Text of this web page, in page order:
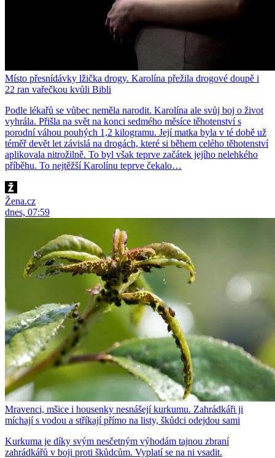
Místo přesnídávky lžička drogy. Karolína přežila drogové doupě i
22 ran vařečkou kvůli Bibli
Podle lékařů se vůbec neměla narodit. Karolína ale svůj boj o život
vyhrála. Přišla na svět na konci sedmého měsíce těhotenství s
porodní váhou pouhých 1,2 kilogramu. Její matka byla v té době už
téměř devět let závislá na drogách, které si během celého těhotenství
aplikovala nitrožilně. To byl však teprve začátek jejího nelehkého
příběhu. To nejtěžší Karolínu teprve čekalo…
Žena.cz
dnes, 07:59
Mravenci, mšice i housenky nesnášejí kurkumu. Zahrádkáři ji
míchají s vodou a stříkají přímo na listy, škůdci odejdou sami
Kurkuma je díky svým nesčetným výhodám tajnou zbraní
zahrádkářů v boji proti škůdcům. Vyplatí se na ni vsadit.